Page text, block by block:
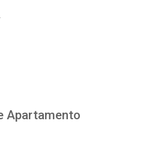
Apartamento